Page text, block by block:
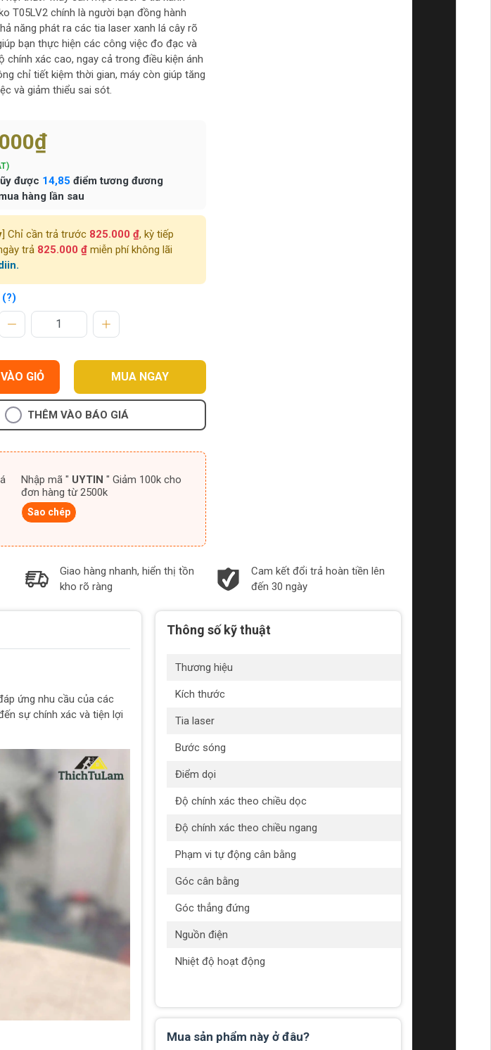
T05LV2 chính là người bạn đồng hành
năng phát ra các tia laser xanh lá cây rõ
bạn thực hiện các công việc đo đạc và
chính xác cao, ngay cả trong điều kiện ánh
chỉ tiết kiệm thời gian, máy còn giúp tăng
và giảm thiểu sai sót.
được 14,85 điểm tương đương
hàng lần sau
] Chỉ cần trả trước 825.000 ₫, kỳ tiếp
trả 825.000 ₫miễn phí không lãi
GIỎ MUA NGAY
THÊM VÀO BÁO GIÁ
Nhập mã " UYTIN " Giảm 100k cho
đơn hàng từ 2500k
Sao chép
Giao hàng nhanh, hiển thị tồn
kho rõ ràng
Cam kết đổi trả hoàn tiền lên
đến 30 ngày
ứng nhu cầu của các
sự chính xác và tiện lợi
Thông số kỹ thuật
Thương hiệu
Kích thước
Tia laser
Bước sóng
Điểm dọi
Độ chính xác theo chiều dọc
Độ chính xác theo chiều ngang
Phạm vi tự động cân bằng
Góc cân bằng
Góc thẳng đứng
Nguồn điện
Nhiệt độ hoạt động
Mua sản phẩm này ở đâu?